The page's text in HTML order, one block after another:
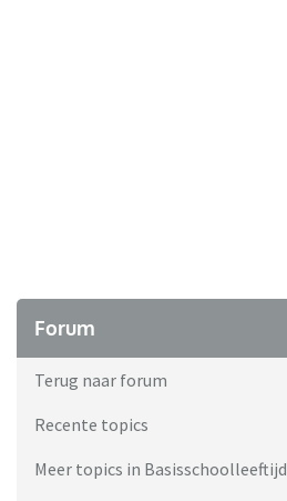
Forum
Terug naar forum
Recente topics
Meer topics in Basisschoolleeftijd